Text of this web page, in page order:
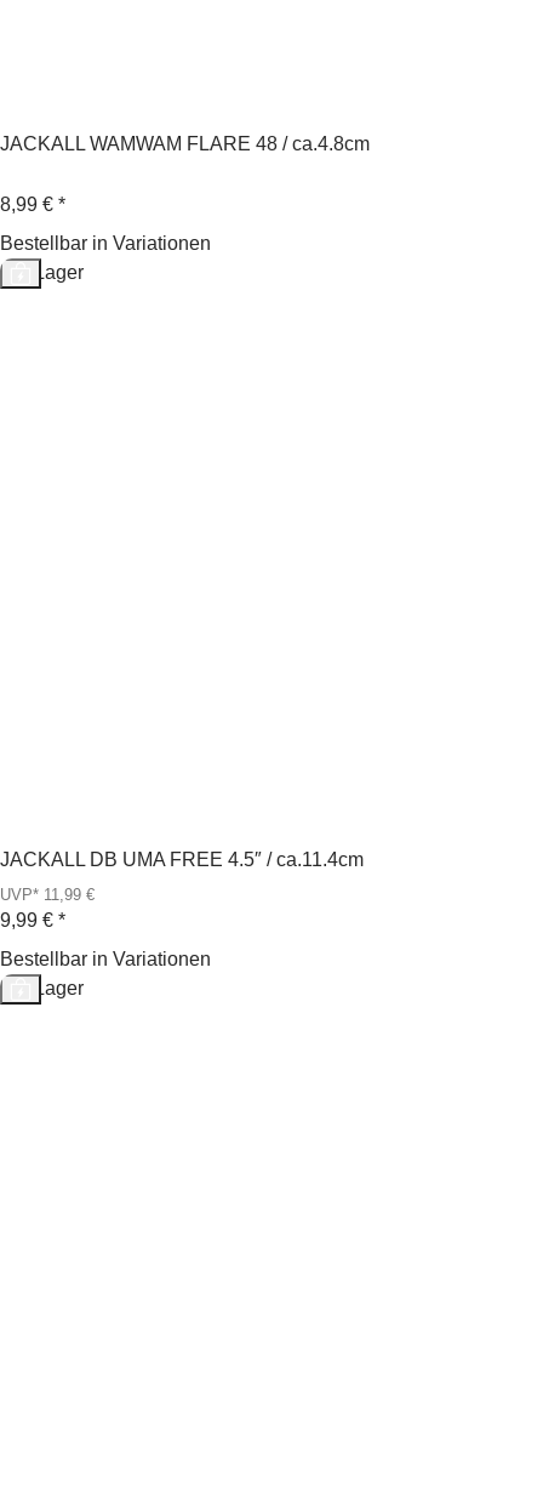
JACKALL WAMWAM FLARE 48 / ca.4.8cm
8,99 € *
Bestellbar in Variationen
Auf Lager
JACKALL DB UMA FREE 4.5″ / ca.11.4cm
UVP* 11,99 €
9,99 € *
Bestellbar in Variationen
Auf Lager